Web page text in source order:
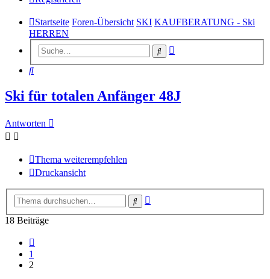
Startseite Foren-Übersicht SKI KAUFBERATUNG - Ski
HERREN
Suche
Suche
Ski für totalen Anfänger 48J
Antworten
Thema weiterempfehlen
Druckansicht
Suche
18 Beiträge
1
2